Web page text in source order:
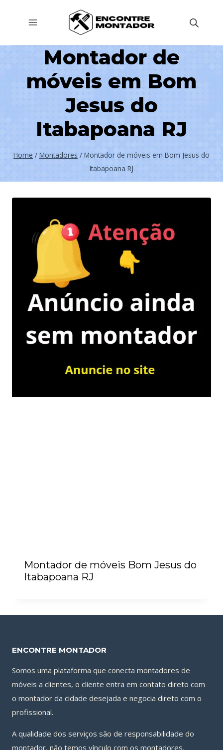
Montador de
móveis em Bom
Jesus do
Itabapoana RJ
Home / Montadores / Montador de móveis em Bom Jesus do
Itabapoana RJ
Montador de móveis Bom Jesus do
Itabapoana RJ
ENCONTRE MONTADOR
Somos uma plataforma que conecta montadores de
móveis a clientes, o cliente entra em contato direto com
o montador da cidade desejada e negocia direto com o
profissional.
A qualidade dos serviços são de responsabilidade do
montador, não temos vínculo com os montadores.